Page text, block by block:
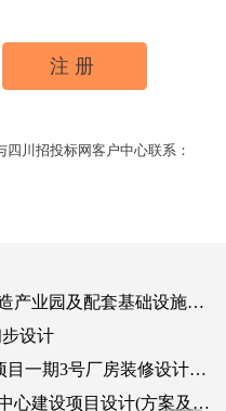
注册
川招投标网客户中心联系：
成都锦江工业开发区锦观智能智造产业园及配套基础设施项目方案及扩大初步设计招标公告
设计
广安(深圳)产业园基础设施建设项目一期3号厂房装修设计服务谈判邀请
宜宾市翠屏区数智文旅商务配套中心建设项目设计(方案及初步设计) 标段招标公告